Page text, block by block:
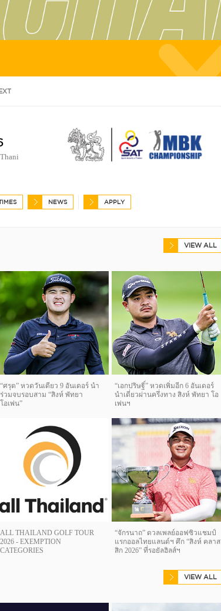
NEWS APPLY
VIEW ALL
“ศรุต” หวดวันเดียว 9 อันเดอร์ นำ
ร่วมจบรอบสาม “สิงห์ พัทยา
โอเพ่น”
“เอกปริษฐิ์” หวดเพิ่มอีก 6 อันเดอร์
นำเดี่ยวผ่านครึ่งทาง สิงห์ พัทยา โอ
เพ่นฯ
ALL THAILAND GOLF TOUR
2026 - EXEMPTION
CATEGORIES
“จักรนาถ” ดวลเพลย์ออฟซิวแชมป์
แรกออลไทยแลนด์ฯ ศึก “สิงห์ คลาส
สิก 2026” ที่รอยัลฮิลส์ฯ
VIEW ALL